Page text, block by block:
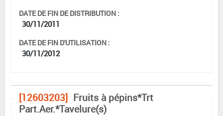
DATE DE FIN DE DISTRIBUTION :
30/11/2011
DATE DE FIN D'UTILISATION :
30/11/2012
[12603203] Fruits à pépins*Trt
Part.Aer.*Tavelure(s)